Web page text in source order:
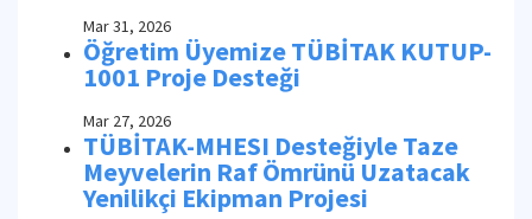
Mar 31, 2026
Öğretim Üyemize TÜBİTAK KUTUP-
1001 Proje Desteği
Mar 27, 2026
TÜBİTAK-MHESI Desteğiyle Taze
Meyvelerin Raf Ömrünü Uzatacak
Yenilikçi Ekipman Projesi